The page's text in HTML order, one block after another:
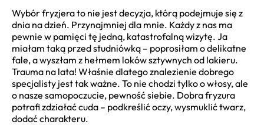
Wybór fryzjera to nie jest decyzja, którą podejmuje się z
dnia na dzień. Przynajmniej dla mnie. Każdy z nas ma
pewnie w pamięci tę jedną, katastrofalną wizytę. Ja
miałam taką przed studniówką – poprosiłam o delikatne
fale, a wyszłam z hełmem loków sztywnych od lakieru.
Trauma na lata! Właśnie dlatego znalezienie dobrego
specjalisty jest tak ważne. To nie chodzi tylko o włosy, ale
o nasze samopoczucie, pewność siebie. Dobra fryzura
potrafi zdziałać cuda – podkreślić oczy, wysmuklić twarz,
dodać charakteru.